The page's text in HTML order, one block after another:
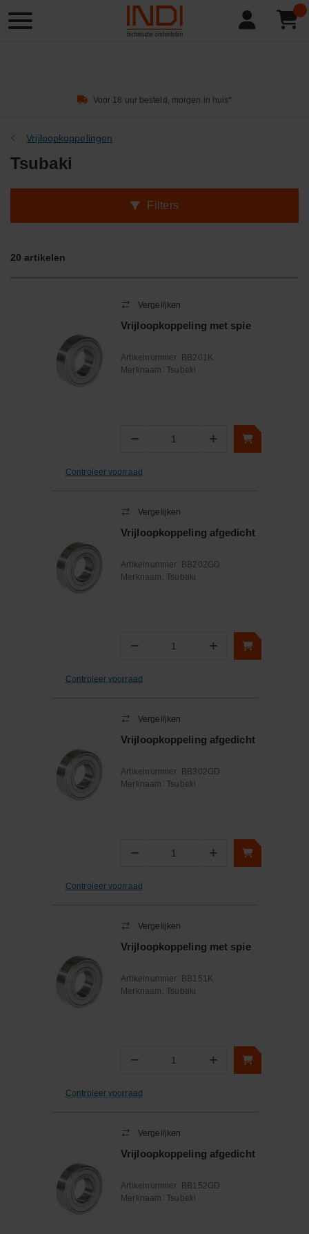
Product
zoeken
Voor 18 uur besteld, morgen in huis*
Vrijloopkoppelingen
Tsubaki
Filters
20 artikelen
Vergelijken
Vrijloopkoppeling met spie
Artikelnummer: BB201K
Merknaam: Tsubaki
− Aantal +
Controleer voorraad
Vergelijken
Vrijloopkoppeling afgedicht
Artikelnummer: BB202GD
Merknaam: Tsubaki
− Aantal +
Controleer voorraad
Vergelijken
Vrijloopkoppeling afgedicht
Artikelnummer: BB302GD
Merknaam: Tsubaki
− Aantal +
Controleer voorraad
Vergelijken
Vrijloopkoppeling met spie
Artikelnummer: BB151K
Merknaam: Tsubaki
− Aantal +
Controleer voorraad
Vergelijken
Vrijloopkoppeling afgedicht
Artikelnummer: BB152GD
Merknaam: Tsubaki